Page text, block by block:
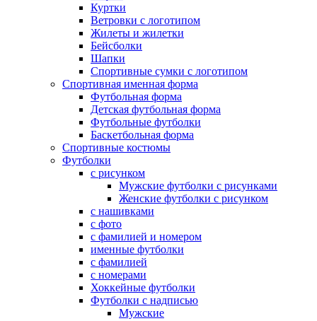
Куртки
Ветровки с логотипом
Жилеты и жилетки
Бейсболки
Шапки
Спортивные сумки с логотипом
Спортивная именная форма
Футбольная форма
Детская футбольная форма
Футбольные футболки
Баскетбольная форма
Спортивные костюмы
Футболки
с рисунком
Мужские футболки с рисунками
Женские футболки с рисунком
с нашивками
с фото
с фамилией и номером
именные футболки
с фамилией
с номерами
Хоккейные футболки
Футболки с надписью
Мужские